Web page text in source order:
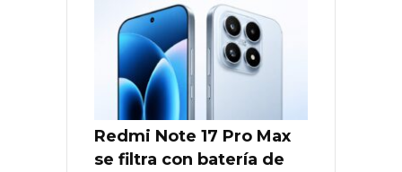
Redmi Note 17 Pro Max
se filtra con batería de